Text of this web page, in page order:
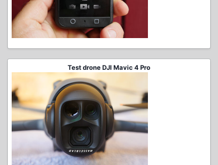
Test drone DJI Mavic 4 Pro